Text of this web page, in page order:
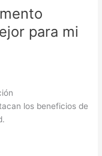
para mi
los beneficios de